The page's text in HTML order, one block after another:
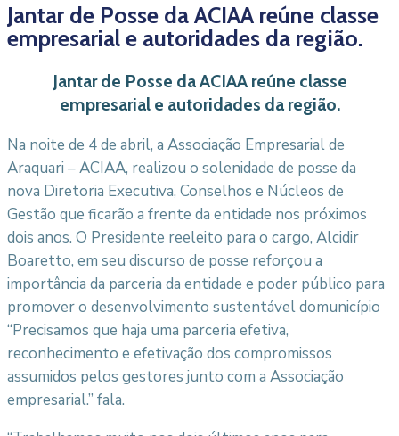
Jantar de Posse da ACIAA reúne classe
empresarial e autoridades da região.
Jantar de Posse da ACIAA reúne classe
empresarial e autoridades da região.
Na noite de 4 de abril, a Associação Empresarial de
Araquari – ACIAA, realizou o solenidade de posse da
nova Diretoria Executiva, Conselhos e Núcleos de
Gestão que ficarão a frente da entidade nos próximos
dois anos. O Presidente reeleito para o cargo, Alcidir
Boaretto, em seu discurso de posse reforçou a
importância da parceria da entidade e poder público para
promover o desenvolvimento sustentável domunicípio
“Precisamos que haja uma parceria efetiva,
reconhecimento e efetivação dos compromissos
assumidos pelos gestores junto com a Associação
empresarial.” fala.